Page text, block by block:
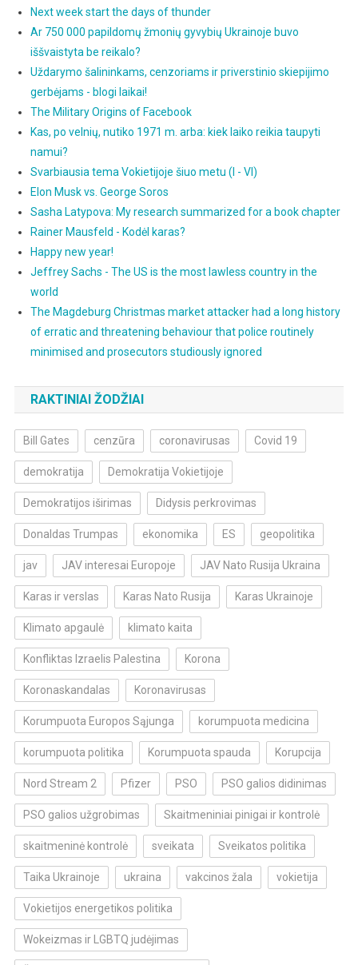
Next week start the days of thunder
Ar 750 000 papildomų žmonių gyvybių Ukrainoje buvo
iššvaistyta be reikalo?
Uždarymo šalininkams, cenzoriams ir priverstinio skiepijimo
gerbėjams - blogi laikai!
The Military Origins of Facebook
Kas, po velnių, nutiko 1971 m. arba: kiek laiko reikia taupyti
namui?
Svarbiausia tema Vokietijoje šiuo metu (I - VI)
Elon Musk vs. George Soros
Sasha Latypova: My research summarized for a book chapter
Rainer Mausfeld - Kodėl karas?
Happy new year!
Jeffrey Sachs - The US is the most lawless country in the
world
The Magdeburg Christmas market attacker had a long history
of erratic and threatening behaviour that police routinely
minimised and prosecutors studiously ignored
RAKTINIAI ŽODŽIAI
Bill Gates cenzūra coronavirusas Covid 19
demokratija Demokratija Vokietijoje
Demokratijos iširimas Didysis perkrovimas
Donaldas Trumpas ekonomika ES geopolitika
jav JAV interesai Europoje JAV Nato Rusija Ukraina
Karas ir verslas Karas Nato Rusija Karas Ukrainoje
Klimato apgaulė klimato kaita
Konfliktas Izraelis Palestina Korona
Koronaskandalas Koronavirusas
Korumpuota Europos Sąjunga korumpuota medicina
korumpuota politika Korumpuota spauda Korupcija
Nord Stream 2 Pfizer PSO PSO galios didinimas
PSO galios užgrobimas Skaitmeniniai pinigai ir kontrolė
skaitmeninė kontrolė sveikata Sveikatos politika
Taika Ukrainoje ukraina vakcinos žala vokietija
Vokietijos energetikos politika
Wokeizmas ir LGBTQ judėjimas